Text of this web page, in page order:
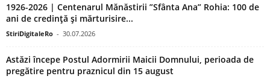
1926-2026 | Centenarul Mănăstirii ”Sfânta Ana” Rohia: 100 de
ani de credință și mărturisire...
StiriDigitaleRo - 30.07.2026
Astăzi începe Postul Adormirii Maicii Domnului, perioada de
pregătire pentru praznicul din 15 august